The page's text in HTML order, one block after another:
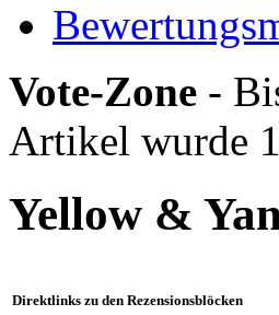
Vote-Zone -
Artikel wurde
Yellow &
Direktlinks zu den Rezensionsblöcken